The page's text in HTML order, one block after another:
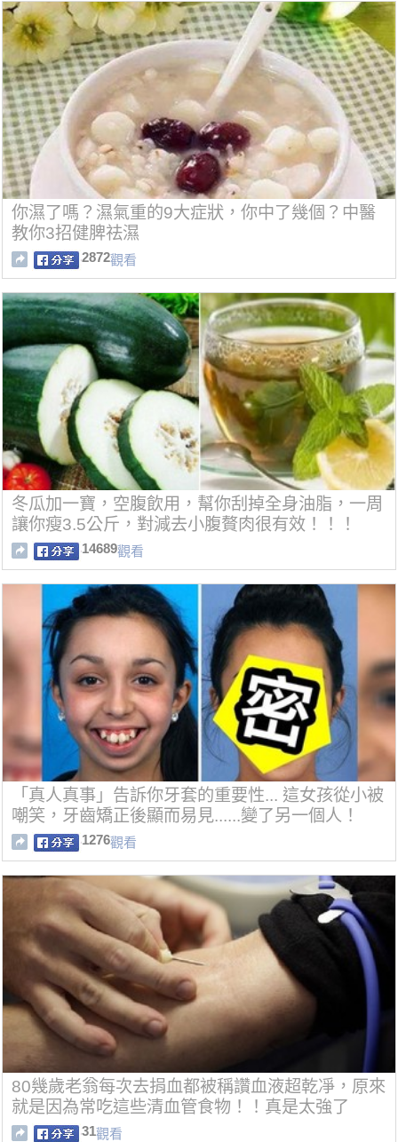
你濕了嗎？濕氣重的9大症狀，你中了幾個？中醫
教你3招健脾祛濕
2872觀看
冬瓜加一寶，空腹飲用，幫你刮掉全身油脂，一周
讓你瘦3.5公斤，對減去小腹贅肉很有效！！！
14689觀看
「真人真事」告訴你牙套的重要性... 這女孩從小被
嘲笑，牙齒矯正後顯而易見......變了另一個人！
1276觀看
80幾歲老翁每次去捐血都被稱讚血液超乾凈，原來
就是因為常吃這些清血管食物！！真是太強了
31觀看